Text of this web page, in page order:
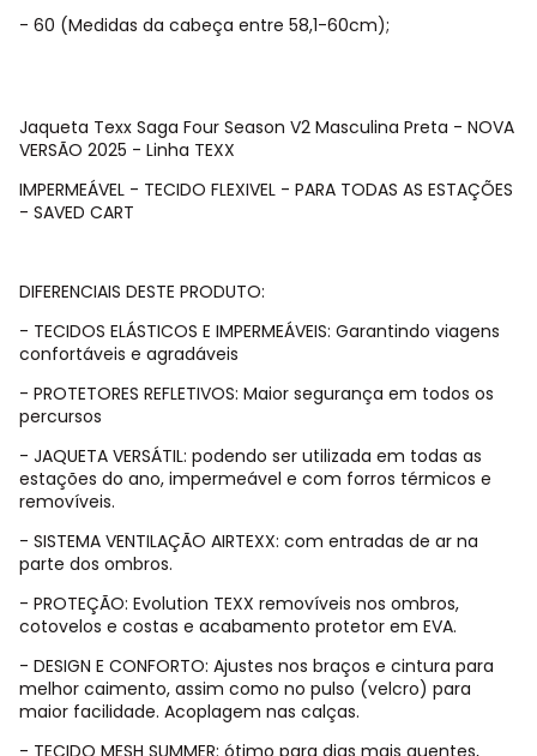
- 60 (Medidas da cabeça entre 58,1-60cm);
Jaqueta Texx Saga Four Season V2 Masculina Preta - NOVA
VERSÃO 2025 - Linha TEXX
IMPERMEÁVEL - TECIDO FLEXIVEL - PARA TODAS AS ESTAÇÕES
- SAVED CART
DIFERENCIAIS DESTE PRODUTO:
- TECIDOS ELÁSTICOS E IMPERMEÁVEIS: Garantindo viagens
confortáveis e agradáveis
- PROTETORES REFLETIVOS: Maior segurança em todos os
percursos
- JAQUETA VERSÁTIL: podendo ser utilizada em todas as
estações do ano, impermeável e com forros térmicos e
removíveis.
- SISTEMA VENTILAÇÃO AIRTEXX: com entradas de ar na
parte dos ombros.
- PROTEÇÃO: Evolution TEXX removíveis nos ombros,
cotovelos e costas e acabamento protetor em EVA.
- DESIGN E CONFORTO: Ajustes nos braços e cintura para
melhor caimento, assim como no pulso (velcro) para
maior facilidade. Acoplagem nas calças.
- TECIDO MESH SUMMER: ótimo para dias mais quentes,